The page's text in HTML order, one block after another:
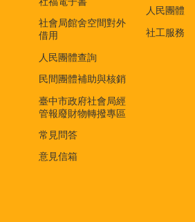
社會局館舍空間對外
借用
人民團體查詢
民間團體補助與核銷
臺中市政府社會局經
管報廢財物轉撥專區
常見問答
意見信箱
人民團體
社工服務